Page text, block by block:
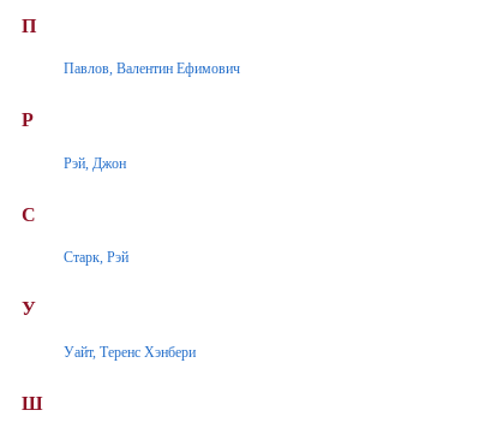
П
Павлов, Валентин Ефимович
Р
Рэй, Джон
С
Старк, Рэй
У
Уайт, Теренс Хэнбери
Ш